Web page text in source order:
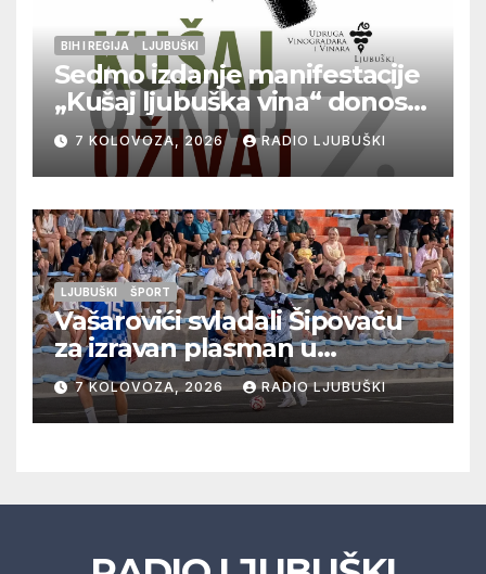
BIH I REGIJA LJUBUŠKI
Sedmo izdanje manifestacije
„Kušaj ljubuška vina“ donosi
vrhunska vina, gastronomiju i
glazbu
7 KOLOVOZA, 2026 RADIO LJUBUŠKI
LJUBUŠKI ŠPORT
Vašarovići svladali Šipovaču
za izravan plasman u
četvrtfinale, Grab izborio
prolazak dalje, Klobuk ispao,
večeras počinje četvrtfinale
7 KOLOVOZA, 2026 RADIO LJUBUŠKI